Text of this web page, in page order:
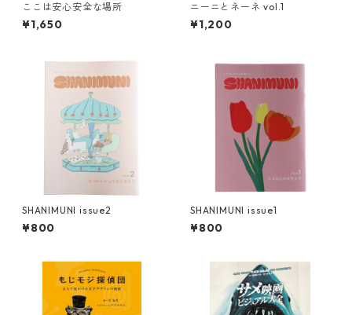
ここは安心安全な場所
¥1,650
ニーニとネーネ vol.1
¥1,200
SHANIMUNI issue2
¥800
SHANIMUNI issue1
¥800